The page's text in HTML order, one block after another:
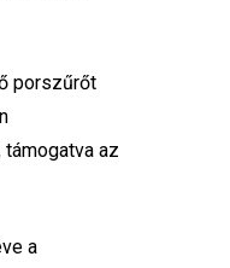
porszűrőt
az
a